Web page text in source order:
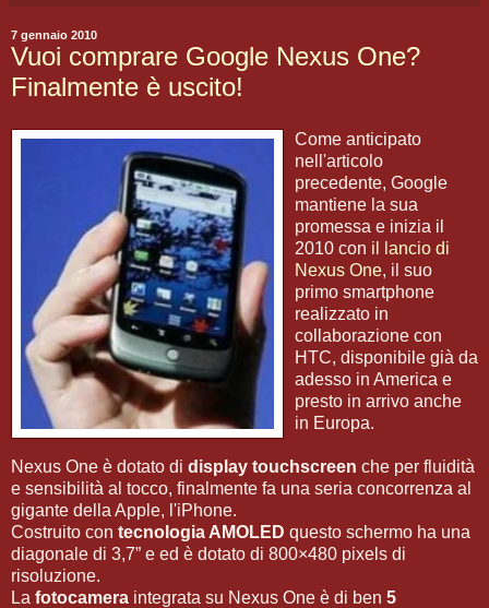
7 gennaio 2010
Vuoi comprare Google Nexus One?
Finalmente è uscito!
Come anticipato
nell'articolo
precedente, Google
mantiene la sua
promessa e inizia il
2010 con il lancio di
Nexus One, il suo
primo smartphone
realizzato in
collaborazione con
HTC, disponibile già da
adesso in America e
presto in arrivo anche
in Europa.
Nexus One è dotato di display touchscreen che per fluidità
e sensibilità al tocco, finalmente fa una seria concorrenza al
gigante della Apple, l'iPhone.
Costruito con tecnologia AMOLED questo schermo ha una
diagonale di 3,7” e ed è dotato di 800×480 pixels di
risoluzione.
La fotocamera integrata su Nexus One è di ben 5